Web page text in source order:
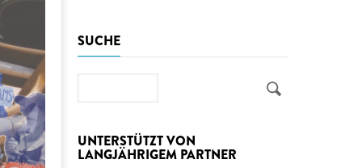
Ulog verursacht
DAMMIT
für den Kamp: Aus für
im Kamptal
SUCHE
UNTERSTÜTZT VON
LANGJÄHRIGEM PARTNER